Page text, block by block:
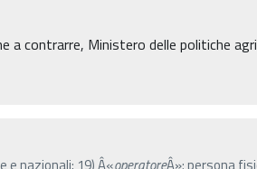
a contrarre, Ministero delle politiche
nazionali; 19) Â«operatoreÂ»: persona